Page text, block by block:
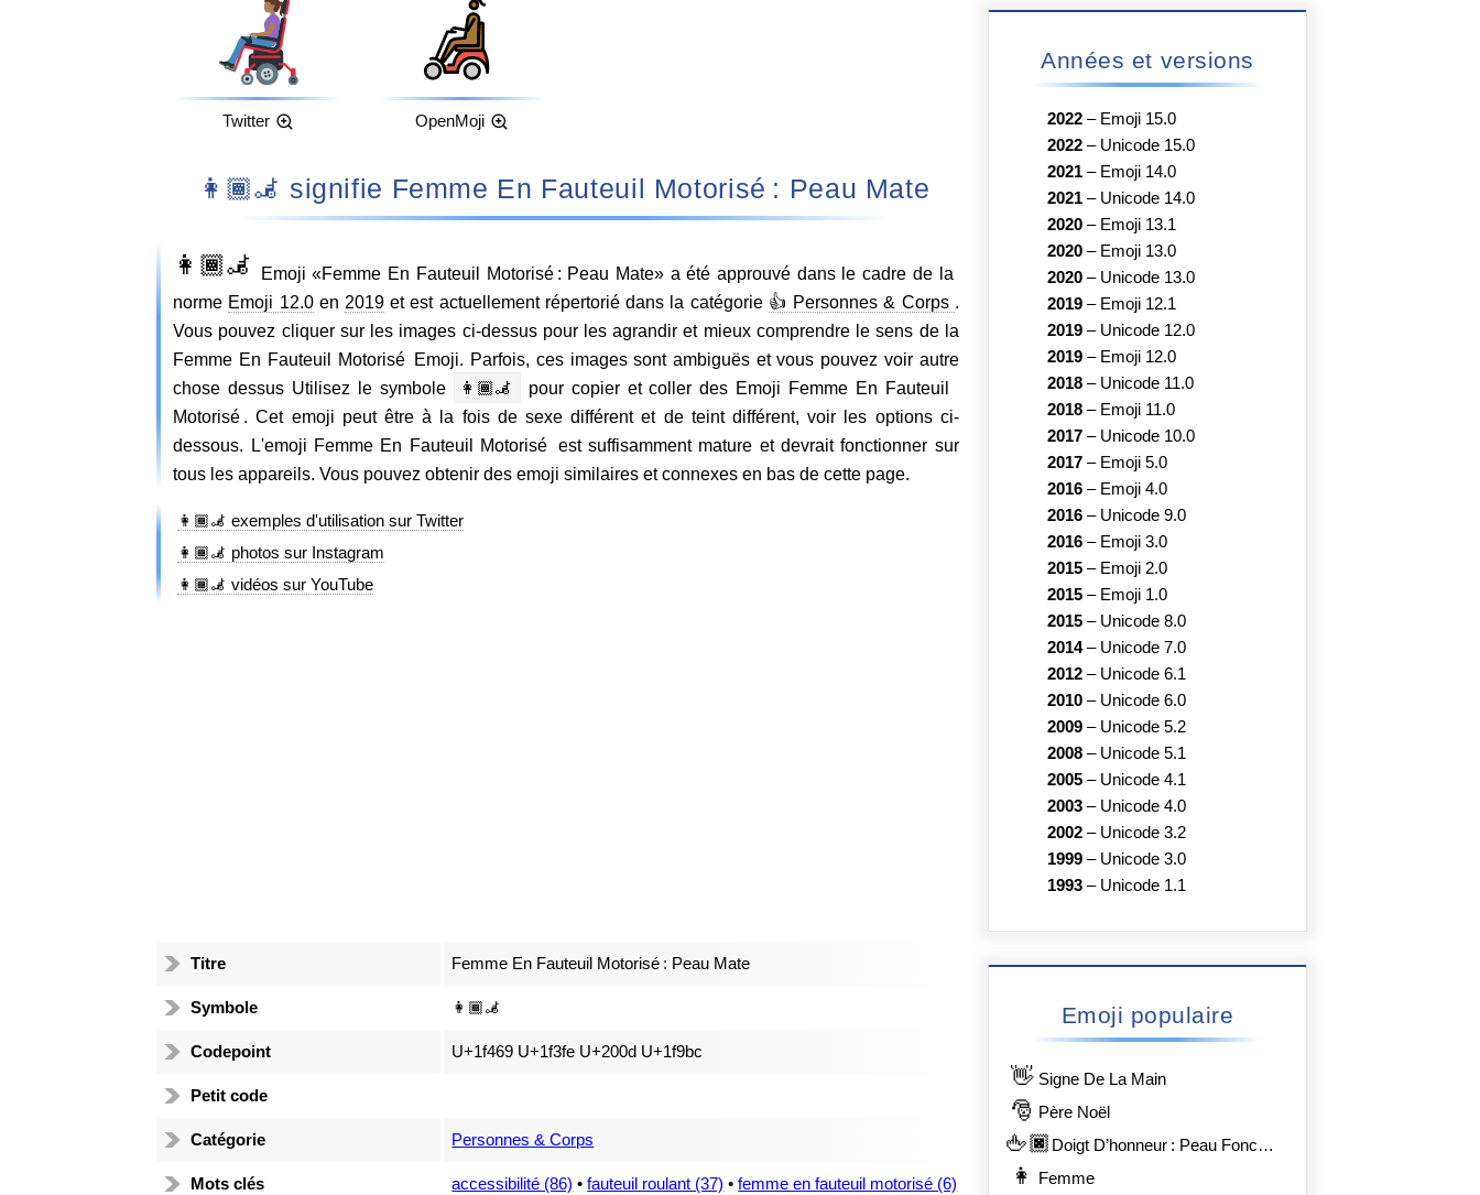
Twitter OpenMoji
👩🏾‍🦼 signifie Femme En Fauteuil Motorisé : Peau Mate
👩🏾‍🦼
Emoji «Femme En Fauteuil Motorisé : Peau Mate» a été approuvé dans le cadre de la
norme Emoji 12.0en 2019 et est actuellement répertorié dans la catégorie 👍 Personnes & Corps .
Vous pouvez cliquer sur les images ci-dessus pour les agrandir et mieux comprendre le sens de la
Femme En Fauteuil Motorisé Emoji. Parfois, ces images sont ambiguës et vous pouvez voir autre
chose dessus Utilisez le symbole
👩🏾‍🦼
pour copier et coller des Emoji Femme En Fauteuil
Motorisé . Cet emoji peut être à la fois de sexe différent et de teint différent, voir les options ci-
dessous. L'emoji Femme En Fauteuil Motorisé est suffisamment mature et devrait fonctionner sur
tous les appareils. Vous pouvez obtenir des emoji similaires et connexes en bas de cette page.
👩🏾‍🦼 exemples d'utilisation sur Twitter
👩🏾‍🦼 photos sur Instagram
👩🏾‍🦼 vidéos sur YouTube
Titre Femme En Fauteuil Motorisé : Peau Mate
Symbole 👩🏾‍🦼
Codepoint U+1f469 U+1f3fe U+200d U+1f9bc
Petit code
Catégorie Personnes & Corps
Mots clés accessibilité (86) •fauteuil roulant (37) •femme en fauteuil motorisé (6)
Années et versions
2022 – Emoji 15.0
2022 – Unicode 15.0
2021 – Emoji 14.0
2021 – Unicode 14.0
2020 – Emoji 13.1
2020 – Emoji 13.0
2020 – Unicode 13.0
2019 – Emoji 12.1
2019 – Unicode 12.0
2019 – Emoji 12.0
2018 – Unicode 11.0
2018 – Emoji 11.0
2017 – Unicode 10.0
2017 – Emoji 5.0
2016 – Emoji 4.0
2016 – Unicode 9.0
2016 – Emoji 3.0
2015 – Emoji 2.0
2015 – Emoji 1.0
2015 – Unicode 8.0
2014– Unicode 7.0
2012 – Unicode 6.1
2010 – Unicode 6.0
2009 – Unicode 5.2
2008 – Unicode 5.1
2005 – Unicode 4.1
2003 – Unicode 4.0
2002 – Unicode 3.2
1999 – Unicode 3.0
1993 – Unicode 1.1
Emoji populaire
👋 Signe De La Main
🎅 Père Noël
🖕🏿 Doigt D’honneur : Peau Foncée
👩 Femme